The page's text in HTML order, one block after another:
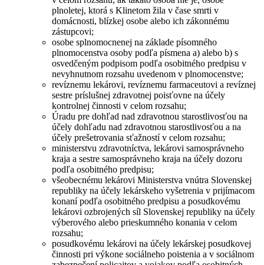
plnoletej, ktorá s Klinetom žila v čase smrti v
domácnosti, blízkej osobe alebo ich zákonnému
zástupcovi;
osobe splnomocnenej na základe písomného
plnomocenstva osoby podľa písmena a) alebo b) s
osvedčeným podpisom podľa osobitného predpisu v
nevyhnutnom rozsahu uvedenom v plnomocenstve;
revíznemu lekárovi, revíznemu farmaceutovi a revíznej
sestre príslušnej zdravotnej poisťovne na účely
kontrolnej činnosti v celom rozsahu;
Úradu pre dohľad nad zdravotnou starostlivosťou na
účely dohľadu nad zdravotnou starostlivosťou a na
účely prešetrovania sťažností v celom rozsahu;
ministerstvu zdravotníctva, lekárovi samosprávneho
kraja a sestre samosprávneho kraja na účely dozoru
podľa osobitného predpisu;
všeobecnému lekárovi Ministerstva vnútra Slovenskej
republiky na účely lekárskeho vyšetrenia v prijímacom
konaní podľa osobitného predpisu a posudkovému
lekárovi ozbrojených síl Slovenskej republiky na účely
výberového alebo prieskumného konania v celom
rozsahu;
posudkovému lekárovi na účely lekárskej posudkovej
činnosti pri výkone sociálneho poistenia a v sociálnom